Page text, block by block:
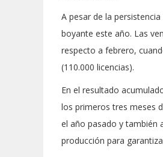
A pesar de la
boyante este año. Las
respecto a febrero,
(110.000 licencias).
En el resultado
los primeros tres meses
el año pasado y también
producción para